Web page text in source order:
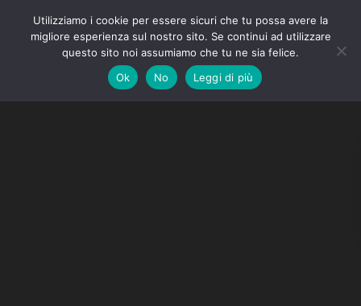
Utilizziamo i cookie per essere sicuri che tu possa avere la
migliore esperienza sul nostro sito. Se continui ad utilizzare
questo sito noi assumiamo che tu ne sia felice.
Ok
No Leggi di più